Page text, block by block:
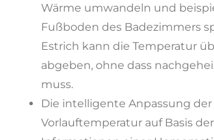
Wärme umwandeln und
Fußboden des Badezimmers
Estrich kann die Temperatur
abgeben, ohne dass
muss.
Die intelligente Anpassung der
Vorlauftemperatur auf Basis der